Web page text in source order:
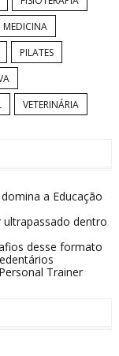
MEDICINA
PILATES
VETERINÁRIA
a Educação
dentro
desse formato
Trainer